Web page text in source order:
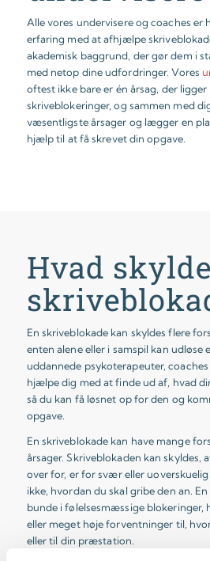
Alle vores undervisere og coaches er
erfaring med at afhjælpe
akademisk baggrund, der gør dem i
med netop dine udfordringer. Vores
oftest ikke bare er én årsag, der
skriveblokeringer, og sammen med
væsentligste årsager og lægger en
hjælp til at få skrevet din opgave.
Hvad
En skriveblokade kan skyldes flere
enten alene eller i samspil kan udløse
uddannede psykoterapeuter,
hjælpe dig med at finde ud af, hvad
så du kan få løsnet op for den og
opgave.
En skriveblokade kan have mange
årsager. Skriveblokaden kan skyldes,
over for, er for svær eller
ikke, hvordan du skal gribe den an.
bunde i følelsesmæssige blokeringer,
eller meget høje forventninger til,
eller til din præstation.